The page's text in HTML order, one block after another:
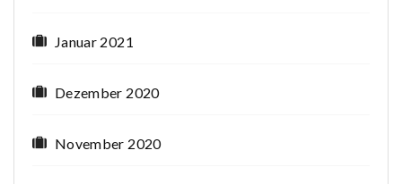
Januar 2021
Dezember 2020
November 2020